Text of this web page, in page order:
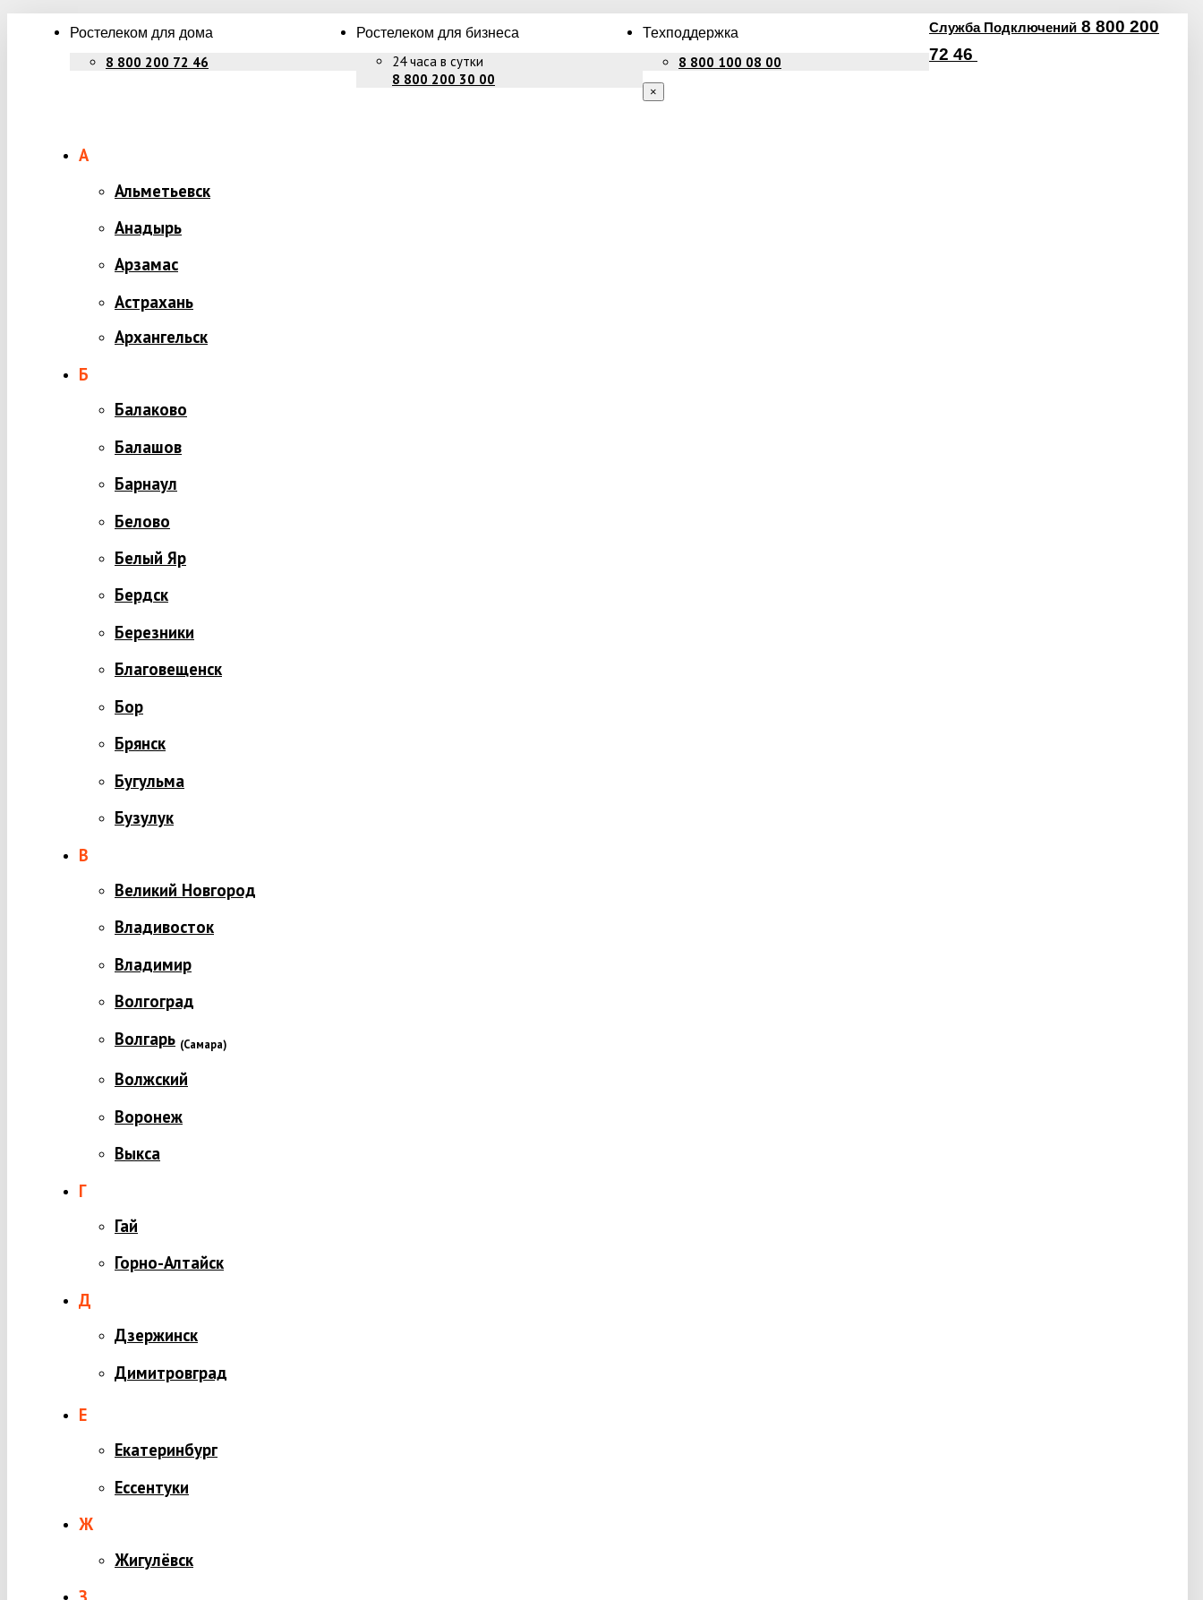
Ростелеком для дома
8 800 200 72 46
Ростелеком для бизнеса
24 часа в сутки
8 800 200 30 00
Техподдержка
8 800 100 08 00
Служба Подключений 8 800 200
72 46
×
А
Альметьевск
Анадырь
Арзамас
Астрахань
Архангельск
Б
Балаково
Балашов
Барнаул
Белово
Белый Яр
Бердск
Березники
Благовещенск
Бор
Брянск
Бугульма
Бузулук
В
Великий Новгород
Владивосток
Владимир
Волгоград
Волгарь (Самара)
Волжский
Воронеж
Выкса
Г
Гай
Горно-Алтайск
Д
Дзержинск
Димитровград
Е
Екатеринбург
Ессентуки
Ж
Жигулёвск